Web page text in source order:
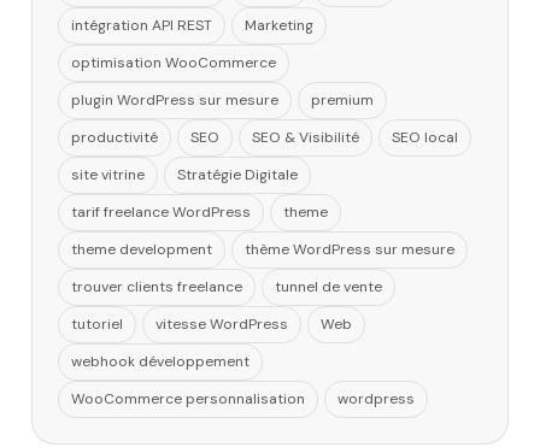
intégration API REST
Marketing
optimisation WooCommerce
plugin WordPress sur mesure
premium
productivité
SEO SEO & Visibilité
SEO local
site vitrine
Stratégie Digitale
tarif freelance WordPress
theme
theme development
thème WordPress sur mesure
trouver clients freelance
tunnel de vente
tutoriel
vitesse WordPress
Web
webhook développement
WooCommerce personnalisation
wordpress